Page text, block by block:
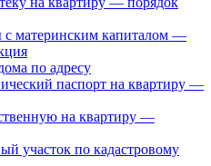
с материнским капиталом —
по адресу
паспорт на квартиру —
на квартиру —
участок по кадастровому